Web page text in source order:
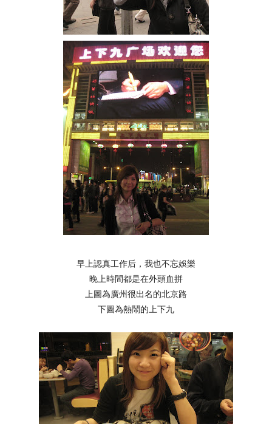
早上認真工作后，我也不忘娛樂
晚上時間都是在外頭血拼
上圖為廣州很出名的北京路
下圖為熱鬧的上下九